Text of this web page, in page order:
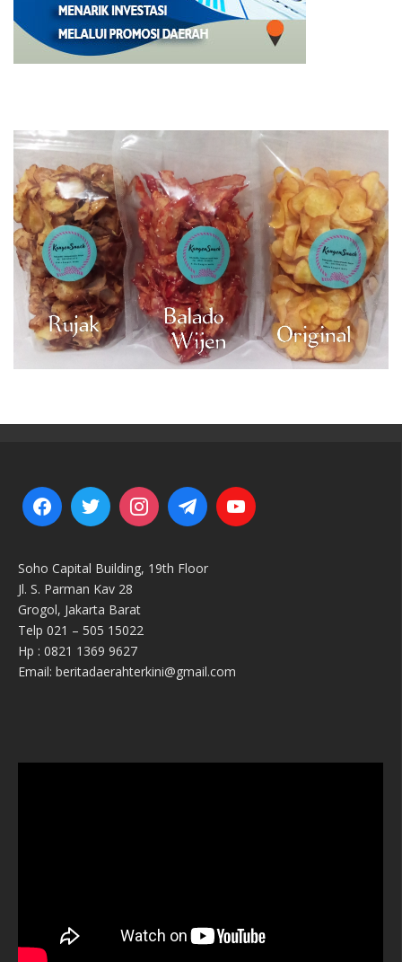
Soho Capital Building, 19th Floor
Jl. S. Parman Kav 28
Grogol, Jakarta Barat
Telp 021 – 505 15022
Hp : 0821 1369 9627
Email: beritadaerahterkini@gmail.com